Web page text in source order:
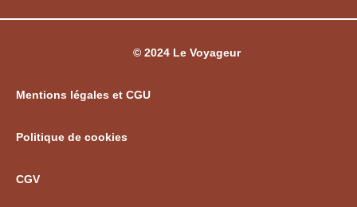
© 2024 Le Voyageur
Mentions légales et CGU
Politique de cookies
CGV